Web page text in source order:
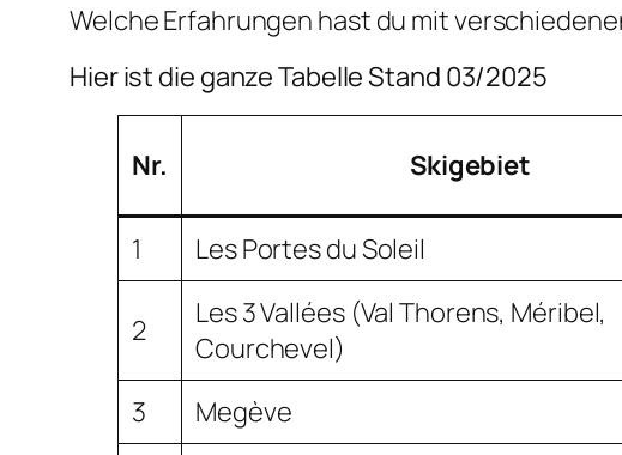
Welche Erfahrungen hast du mit
Hier ist die ganze Tabelle Stand 03/2025
Nr. Skigebiet
1
Les Portes du Soleil
2
Les 3 Vallées (Val Thorens, Méribel,
Courchevel)
3 Megève